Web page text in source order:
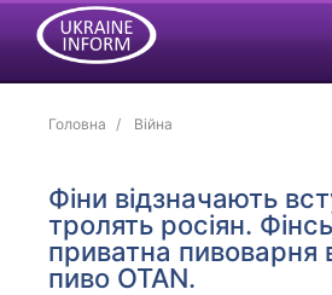
Головна Війна
Фіни відзначають
тролять росіян.
приватна пивоварня
пиво OTAN.